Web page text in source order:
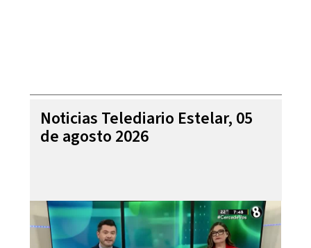
Noticias Telediario Estelar, 05
de agosto 2026